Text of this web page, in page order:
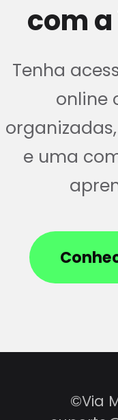
com
Tenha
online
e uma
©Via